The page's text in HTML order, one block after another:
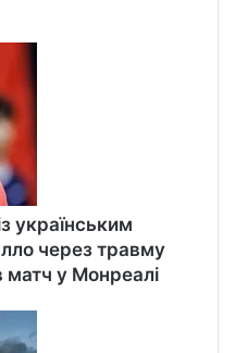
українським
через травму
у Монреалі